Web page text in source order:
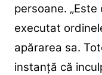
persoane.
executat
apărarea sa.
instanță că